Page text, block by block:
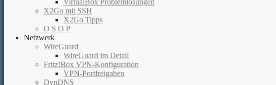
VirtualBox Problemlösungen
X2Go mit SSH
X2Go Tipps
O S O P
Netzwerk
WireGuard
WireGuard im Detail
Fritz!Box VPN-Konfiguration
VPN-Portfreigaben
DynDNS